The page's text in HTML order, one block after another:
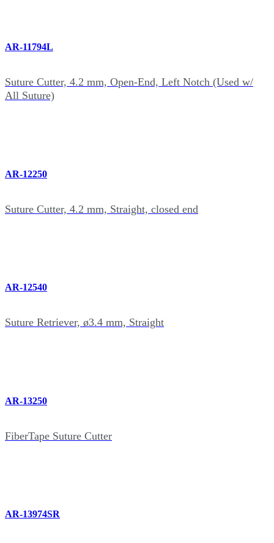
AR-11794L
Suture Cutter, 4.2 mm, Open-End, Left Notch (Used w/
All Suture)
AR-12250
Suture Cutter, 4.2 mm, Straight, closed end
AR-12540
Suture Retriever, ø3.4 mm, Straight
AR-13250
FiberTape Suture Cutter
AR-13974SR